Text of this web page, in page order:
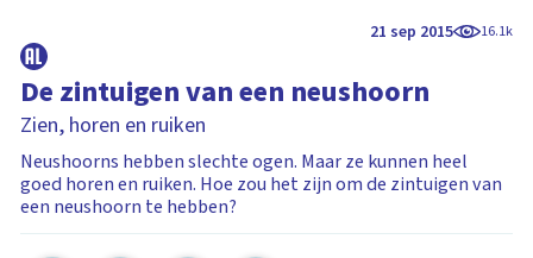
21 sep 2015 16.1k
De zintuigen van een neushoorn
Zien, horen en ruiken
Neushoorns hebben slechte ogen. Maar ze kunnen heel
goed horen en ruiken. Hoe zou het zijn om de zintuigen van
een neushoorn te hebben?